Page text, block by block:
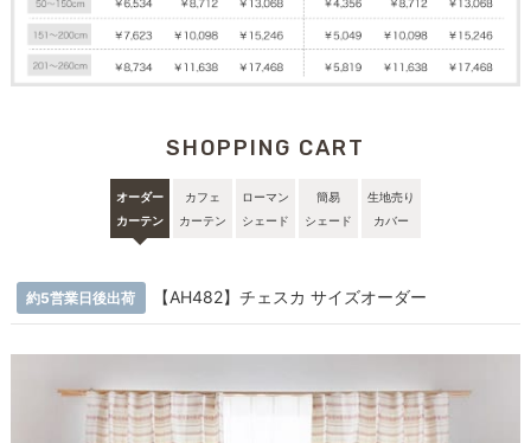
SHOPPING CART
オーダー
カーテン
カフェ
カーテン
ローマン
シェード
簡易
シェード
生地売り
カバー
約5営業日後出荷 【AH482】チェスカ サイズオーダー